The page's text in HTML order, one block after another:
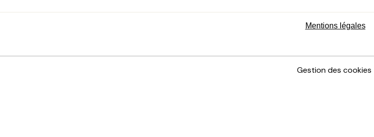
Mentions légales
Gestion des cookies